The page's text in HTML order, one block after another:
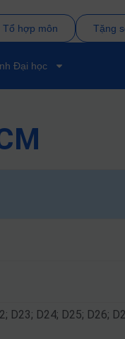
Tổ hợp môn Tặng
Đại học
D23; D24; D25; D26;